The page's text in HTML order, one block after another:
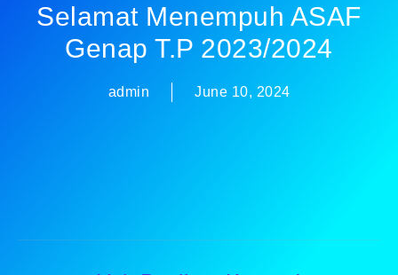
Selamat Menempuh ASAF
Genap T.P 2023/2024
admin June 10, 2024